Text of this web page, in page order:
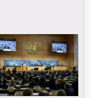
لجنة دعم الصحفيين تلتقي